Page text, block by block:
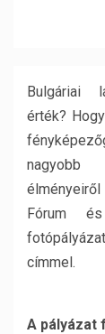
Bulgáriai
érték?
nagyobb
Fórum
címmel.
A pályázat